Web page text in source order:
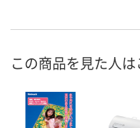
この商品を見た人